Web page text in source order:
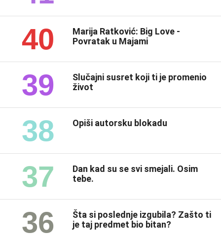
40
Marija Ratković: Big Love -
Povratak u Majami
39
Slučajni susret koji ti je promenio
život
38 Opiši autorsku blokadu
37
Dan kad su se svi smejali. Osim
tebe.
36
Šta si poslednje izgubila? Zašto ti
je taj predmet bio bitan?